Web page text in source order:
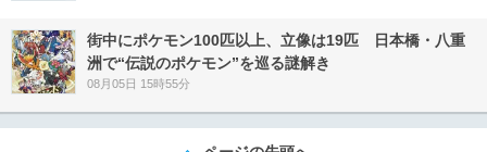
街中にポケモン100匹以上、立像は19匹 日本橋・八重
洲で“伝説のポケモン”を巡る謎解き
08月05日 15時55分